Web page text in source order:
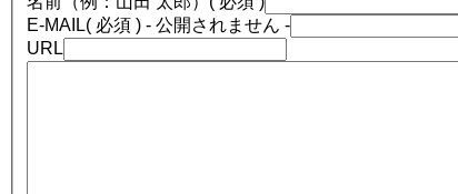
E-MAIL( 必須 ) - 公開されません -
URL